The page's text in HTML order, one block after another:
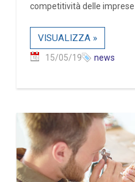
competitività delle imprese
VISUALIZZA »
15/05/19 news